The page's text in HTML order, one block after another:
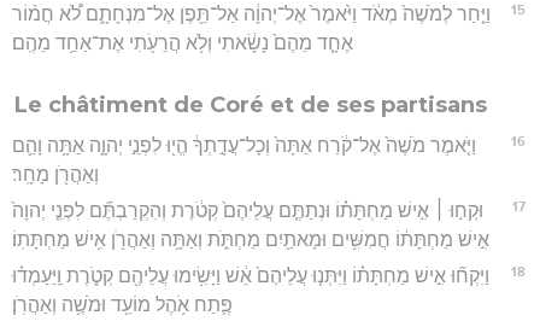
15
וַיִּ֤חַר לְמֹשֶׁה֙ מְאֹ֔ד וַיֹּ֙אמֶר֙ אֶל־יְהוָ֔ה אַל־תֵּ֖פֶן אֶל־מִנְחָתָ֑ם לֹ֠א חֲמ֨וֹר
אֶחָ֤ד מֵהֶם֙ נָשָׂ֔אתִי וְלֹ֥א הֲרֵעֹ֖תִי אֶת־אַחַ֥ד מֵהֶֽם׃
Le châtiment de Coré et de ses partisans
16
וַיֹּ֤אמֶר מֹשֶׁה֙ אֶל־קֹ֔רַח אַתָּה֙ וְכָל־עֲדָ֣תְךָ֔ הֱי֖וּ לִפְנֵ֣י יְהוָ֑ה אַתָּ֥ה וָהֵ֛ם
וְאַהֲרֹ֖ן מָחָֽר׃
17
וּקְח֣וּ ׀ אִ֣ישׁ מַחְתָּת֗וֹ וּנְתַתֶּ֤ם עֲלֵיהֶם֙ קְטֹ֔רֶת וְהִקְרַבְתֶּ֞ם לִפְנֵ֤י יְהוָה֙
אִ֣ישׁ מַחְתָּת֔וֹ חֲמִשִּׁ֥ים וּמָאתַ֖יִם מַחְתֹּ֑ת וְאַתָּ֥ה וְאַהֲרֹ֖ן אִ֥ישׁ מַחְתָּתֽוֹ׃
18
וַיִּקְח֞וּ אִ֣ישׁ מַחְתָּת֗וֹ וַיִּתְּנ֤וּ עֲלֵיהֶם֙ אֵ֔שׁ וַיָּשִׂ֥ימוּ עֲלֵיהֶ֖ם קְטֹ֑רֶת וַֽיַּעַמְד֗וּ
פֶּ֛תַח אֹ֥הֶל מוֹעֵ֖ד וּמֹשֶׁ֥ה וְאַהֲרֹֽן׃